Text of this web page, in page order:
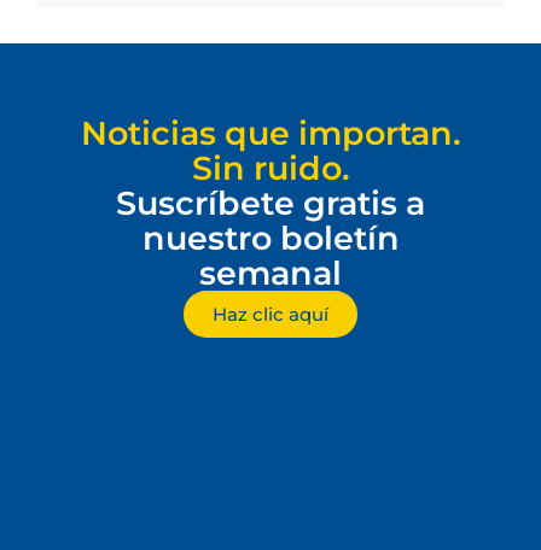
Noticias que importan.
Sin ruido.
Suscríbete gratis a
nuestro boletín
semanal
Haz clic aquí